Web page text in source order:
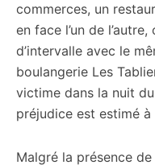
commerces, un
en face l’un de
d’intervalle avec le
boulangerie Les
victime dans la nuit
préjudice est estimé à
Malgré la présence